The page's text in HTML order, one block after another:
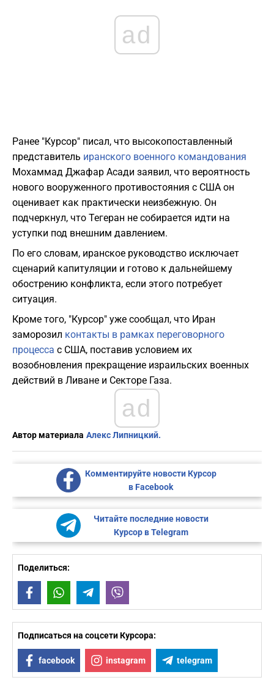
ad
Ранее "Курсор" писал, что высокопоставленный
представитель иранского военного командования
Мохаммад Джафар Асади заявил, что вероятность
нового вооруженного противостояния с США он
оценивает как практически неизбежную. Он
подчеркнул, что Тегеран не собирается идти на
уступки под внешним давлением.
По его словам, иранское руководство исключает
сценарий капитуляции и готово к дальнейшему
обострению конфликта, если этого потребует
ситуация.
Кроме того, "Курсор" уже сообщал, что Иран
заморозил контакты в рамках переговорного
процесса с США, поставив условием их
возобновления прекращение израильских военных
действий в Ливане и Секторе Газа.
ad
Автор материала Алекс Липницкий.
Комментируйте новости Курсор
в Facebook
Читайте последние новости
Курсор в Telegram
Поделиться:
FacebookWhatsAppTelegram
Подписаться на соцсети Курсора:
facebook instagram telegram